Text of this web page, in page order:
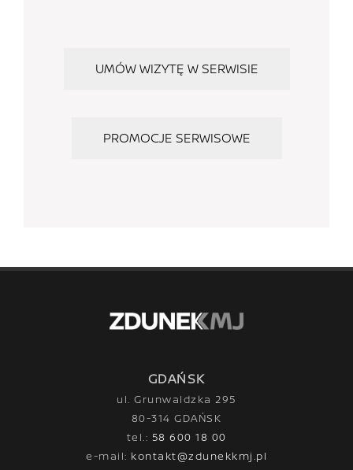
UMÓW WIZYTĘ W SERWISIE
PROMOCJE SERWISOWE
GDAŃSK
ul. Grunwaldzka 295
80-314 GDAŃSK
tel.: 58 600 18 00
e-mail: kontakt@zdunekkmj.pl